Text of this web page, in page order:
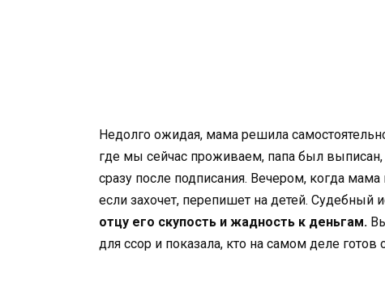
Недолго ожидая, мама решила
где мы сейчас проживаем, папа был
сразу после подписания. Вечером, когда мама
если захочет, перепишет на детей.
отцу его скупость и жадность к деньгам.
для ссор и показала, кто на самом деле готов